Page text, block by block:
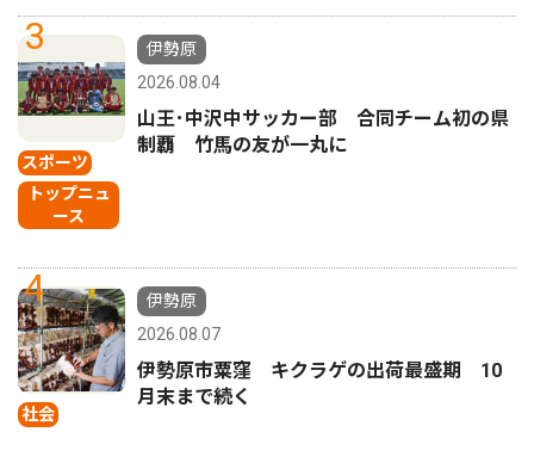
3
スポーツ
トップニュ
ース
伊勢原
2026.08.04
山王･中沢中サッカー部 合同チーム初の県
制覇 竹馬の友が一丸に
4
社会
伊勢原
2026.08.07
伊勢原市粟窪 キクラゲの出荷最盛期 10
月末まで続く